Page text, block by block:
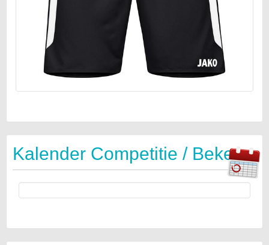
Kalender Competitie / Beker